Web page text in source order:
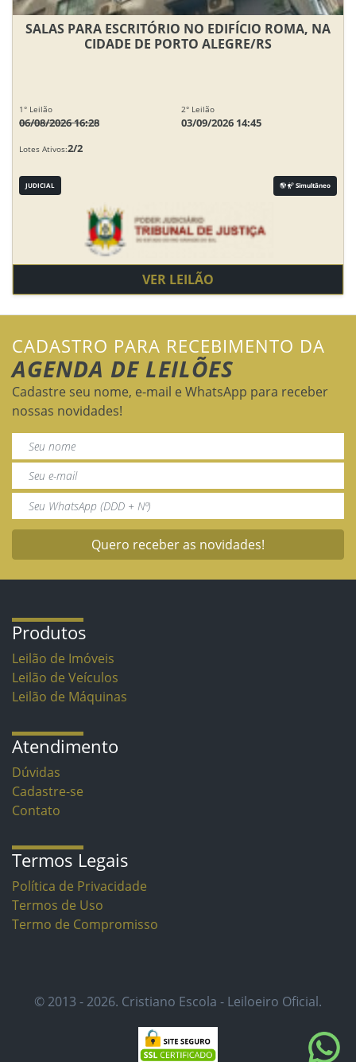
SALAS PARA ESCRITÓRIO NO EDIFÍCIO ROMA, NA
CIDADE DE PORTO ALEGRE/RS
1° Leilão
06/08/2026 16:28
2° Leilão
03/09/2026 14:45
Lotes Ativos:2/2
JUDICIAL Simultâneo
VER LEILÃO
CADASTRO PARA RECEBIMENTO DA
AGENDA DE LEILÕES
Cadastre seu nome, e-mail e WhatsApp para receber
nossas novidades!
Quero receber as novidades!
Produtos
Leilão de Imóveis
Leilão de Veículos
Leilão de Máquinas
Atendimento
Dúvidas
Cadastre-se
Contato
Termos Legais
Política de Privacidade
Termos de Uso
Termo de Compromisso
© 2013 - 2026. Cristiano Escola - Leiloeiro Oficial.